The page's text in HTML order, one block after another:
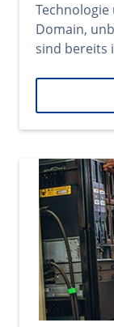
Technologie
Domain,
sind bereits